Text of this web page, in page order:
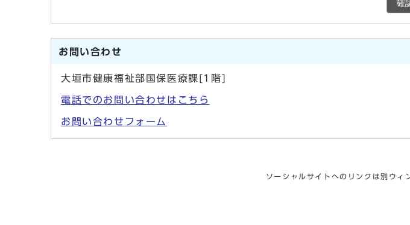
確
お問い合わせ
大垣市健康福祉部国保医療課[1階]
電話でのお問い合わせはこちら
お問い合わせフォーム
ソーシャルサイトへのリンクは別ウィ